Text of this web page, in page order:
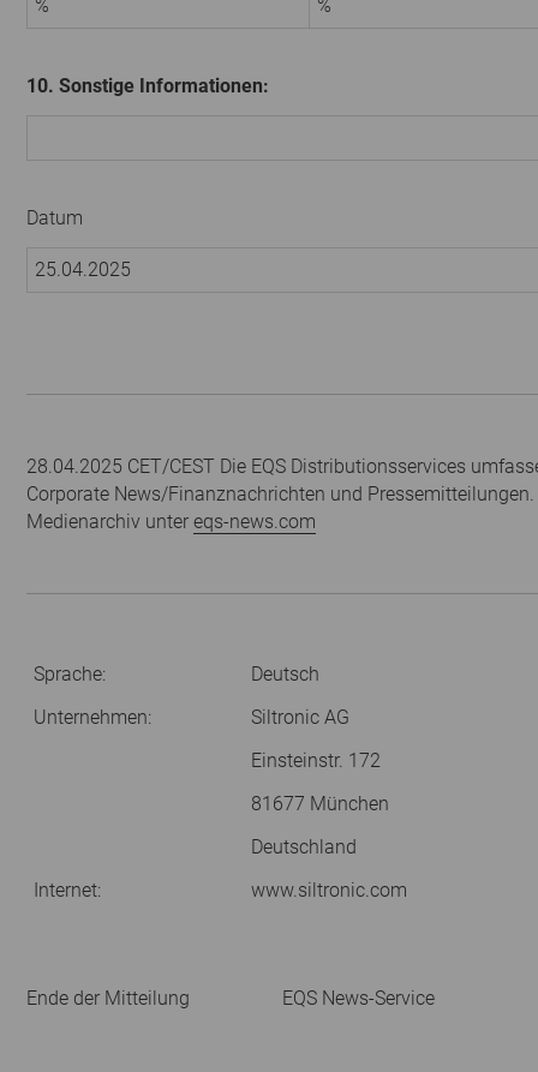
%
%
10. Sonstige Informationen:
Datum
25.04.2025
28.04.2025 CET/CEST Die EQS Distributionsservices
Corporate News/Finanznachrichten und Pressemitteilungen.
Medienarchiv unter eqs-news.com
Sprache:
Deutsch
Unternehmen:
Siltronic AG
Einsteinstr. 172
81677 München
Deutschland
Internet:
www.siltronic.com
Ende der Mitteilung EQS News-Service